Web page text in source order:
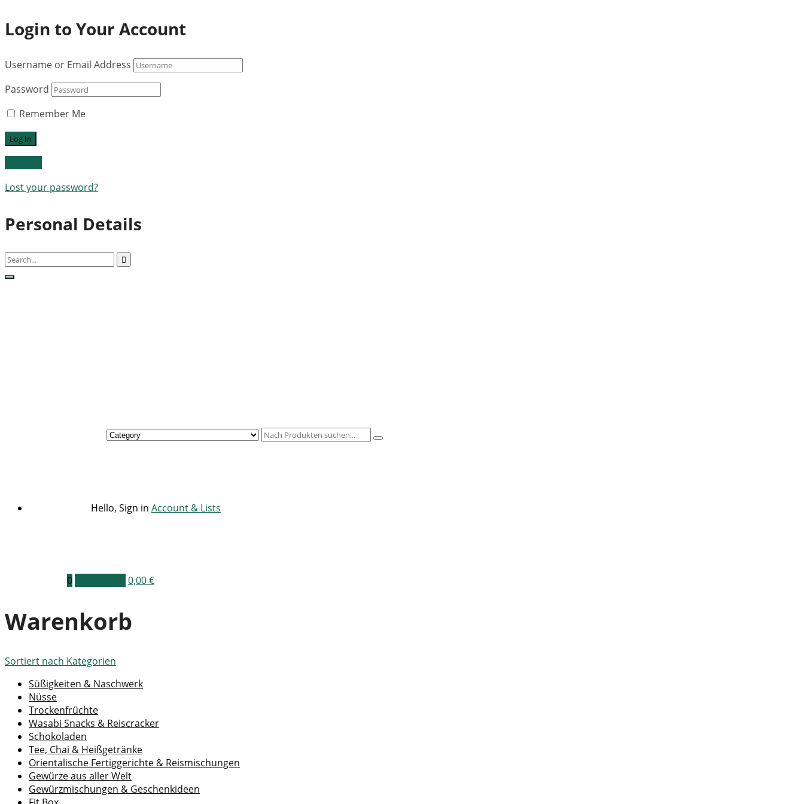
Login to Your Account
Username or Email Address
Password
Remember Me
Lost your password?
Personal Details
Hello, Sign in Account & Lists
0 0,00€
Warenkorb
Sortiert nach Kategorien
Süßigkeiten & Naschwerk
Nüsse
Trockenfrüchte
Wasabi Snacks & Reiscracker
Schokoladen
Tee, Chai & Heißgetränke
Orientalische Fertiggerichte & Reismischungen
Gewürze aus aller Welt
Gewürzmischungen & Geschenkideen